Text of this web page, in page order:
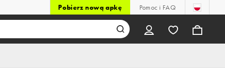
Pobierz nową apkę Pomoc i FAQ